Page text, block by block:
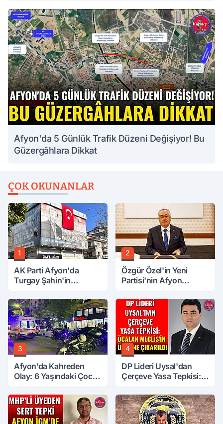
Afyon'da 5 Günlük Trafik Düzeni Değişiyor! Bu
Güzergâhlara Dikkat
ÇOK OKUNANLAR
1
AK Parti Afyon'da
Turgay Şahin'in
2
Özgür Özel'in Yeni
Partisi'nin Afyon
3
Afyon’da Kahreden
Olay: 6 Yaşındaki Çocuk
4
DP Lideri Uysal'dan
Çerçeve Yasa Tepkisi:
Üzerine Çıkarıldı